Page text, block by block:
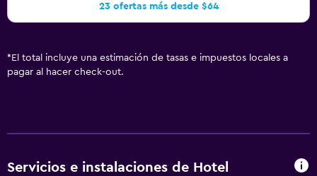
23 ofertas más desde $64
* El total incluye una estimación de tasas e impuestos locales a
pagar al hacer check-out.
Servicios e instalaciones de Hotel